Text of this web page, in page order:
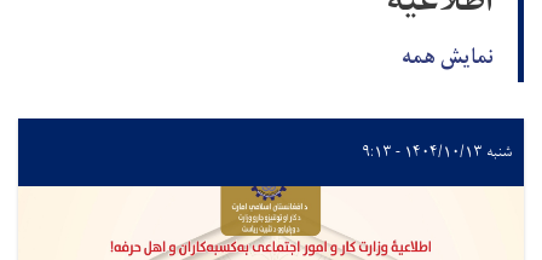
نمایش همه
شنبه ۱۴۰۴/۱۰/۱۳ - ۹:۱۳